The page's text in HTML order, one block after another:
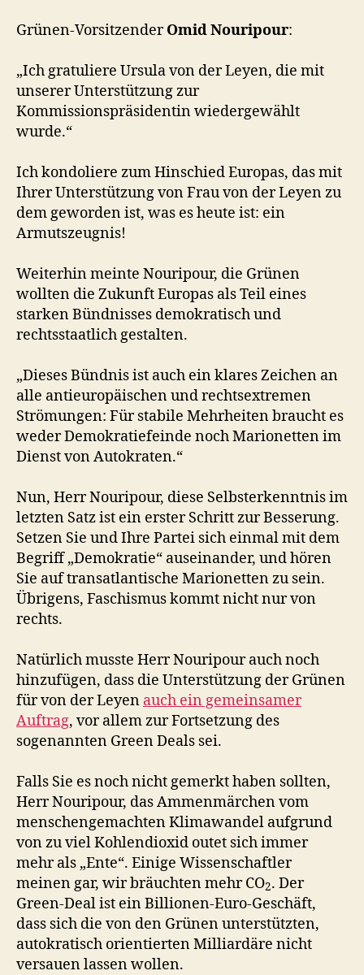
Grünen-VorsitzenderOmid Nouripour:
„Ich gratuliere Ursula von der Leyen, die mit
unserer Unterstützung zur
Kommissionspräsidentin wiedergewählt
wurde.“
Ich kondoliere zum Hinschied Europas, das mit
Ihrer Unterstützung von Frau von der Leyen zu
dem geworden ist, was es heute ist: ein
Armutszeugnis!
Weiterhin meinte Nouripour, die Grünen
wollten die Zukunft Europas als Teil eines
starken Bündnisses demokratisch und
rechtsstaatlich gestalten.
„Dieses Bündnis ist auch ein klares Zeichen an
alle antieuropäischen und rechtsextremen
Strömungen: Für stabile Mehrheiten braucht es
weder Demokratiefeinde noch Marionetten im
Dienst von Autokraten.“
Nun, Herr Nouripour, diese Selbsterkenntnis im
letzten Satz ist ein erster Schritt zur Besserung.
Setzen Sie und Ihre Partei sich einmal mit dem
Begriff „Demokratie“ auseinander, und hören
Sie auf transatlantische Marionetten zu sein.
Übrigens, Faschismus kommt nicht nur von
rechts.
Natürlich musste Herr Nouripour auch noch
hinzufügen, dass die Unterstützung der Grünen
für von der Leyen auch ein gemeinsamer
Auftrag, vor allem zur Fortsetzung des
sogenannten Green Deals sei.
Falls Sie es noch nicht gemerkt haben sollten,
Herr Nouripour, das Ammenmärchen vom
menschengemachten Klimawandel aufgrund
von zu viel Kohlendioxid outet sich immer
mehr als „Ente“. Einige Wissenschaftler
meinen gar, wir bräuchten mehr CO2. Der
Green-Deal ist ein Billionen-Euro-Geschäft,
dass sich die von den Grünen unterstützten,
autokratisch orientierten Milliardäre nicht
versauen lassen wollen.